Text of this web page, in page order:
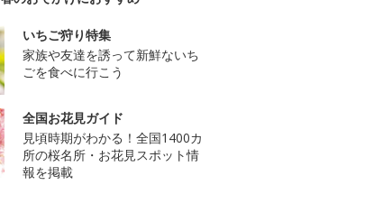
いちご狩り特集
家族や友達を誘って新鮮ないち
ごを食べに行こう
全国お花見ガイド
見頃時期がわかる！全国1400カ
所の桜名所・お花見スポット情
報を掲載